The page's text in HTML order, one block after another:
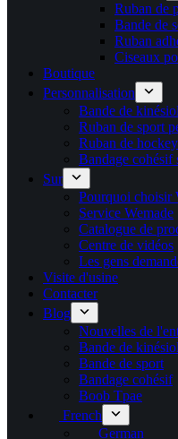
Ruban de
Bande de
Ruban
Ciseaux
Boutique
Personnalisation
Bande de
Ruban de sport
Ruban de
Bandage cohésif
Sur
Pourquoi choisir
Service Wemade
Catalogue de
Centre de vidéos
Les gens
Visite d'usine
Contacter
Blog
Nouvelles de
Bande de
Bande de sport
Bandage cohésif
Boob Tpae
French
German